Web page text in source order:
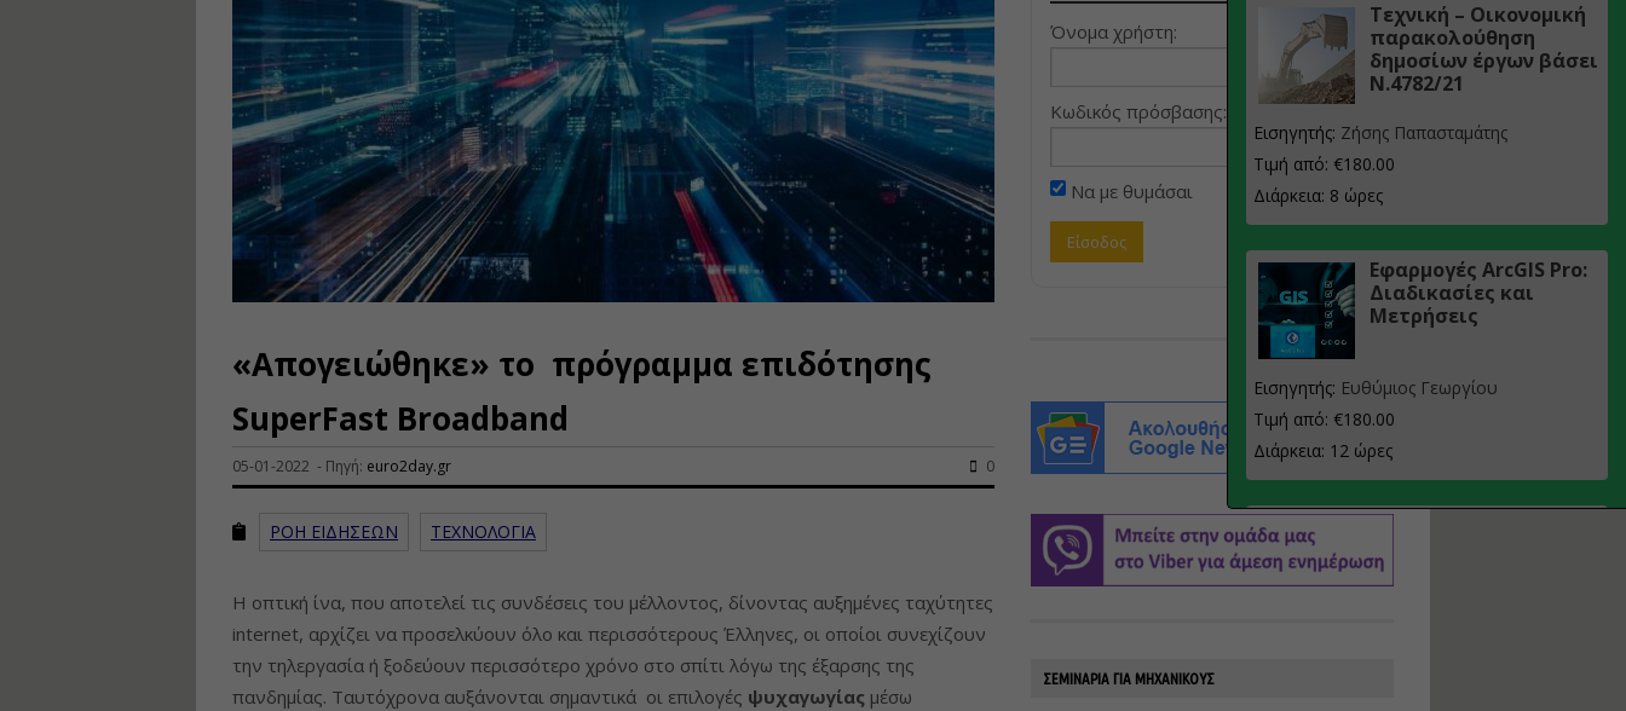
«Απογειώθηκε» το πρόγραμμα επιδότησης
SuperFast Broadband
05-01-2022 - Πηγή: euro2day.gr 0
ΡΟΗ ΕΙΔΗΣΕΩΝ ΤΕΧΝΟΛΟΓΙΑ
Η οπτική ίνα, που αποτελεί τις συνδέσεις του μέλλοντος, δίνοντας αυξημένες ταχύτητες
internet, αρχίζει να προσελκύουν όλο και περισσότερους Έλληνες, οι οποίοι συνεχίζουν
την τηλεργασία ή ξοδεύουν περισσότερο χρόνο στο σπίτι λόγω της έξαρσης της
πανδημίας. Ταυτόχρονα αυξάνονται σημαντικά οι επιλογές ψυχαγωγίας μέσω
Όνομα χρήστη:
Κωδικός πρόσβασης:
Να με θυμάσαι
ΣΕΜΙΝΑΡΙΑ ΓΙΑ ΜΗΧΑΝΙΚΟΥΣ
Τεχνική – Οικονομική
παρακολούθηση
δημοσίων έργων βάσει
Ν.4782/21
Εισηγητής: Ζήσης Παπασταμάτης
Τιμή από: €180.00
Διάρκεια: 8 ώρες
Εφαρμογές ArcGIS Pro:
Διαδικασίες και
Μετρήσεις
Εισηγητής: Ευθύμιος Γεωργίου
Τιμή από: €180.00
Διάρκεια: 12 ώρες
υλοποίηση
φωτοβολταϊκών